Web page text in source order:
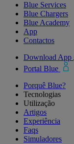
Blue Services
Blue Chargers
Blue Academy
App
Contactos
Download App
Portal Blue
Porquê Blue?
Tecnologias
Utilização
Artigos
Experiência
Faqs
Simuladores